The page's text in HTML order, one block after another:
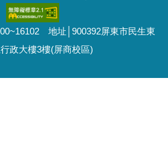
地址│900392屏東市民生東
政大樓3樓(屏商校區)